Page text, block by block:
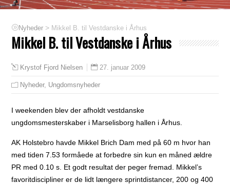
Nyheder > Mikkel B. til Vestdanske i Århus
Mikkel B. til Vestdanske i Århus
Krystof Fjord Nielsen 27. januar 2009
Nyheder, Ungdomsnyheder
I weekenden blev der afholdt vestdanske
ungdomsmesterskaber i Marselisborg hallen i Århus.
AK Holstebro havde Mikkel Brich Dam med på 60 m hvor han
med tiden 7.53 formåede at forbedre sin kun en måned ældre
PR med 0.10 s. Et godt resultat der peger fremad. Mikkel’s
favoritdiscipliner er de lidt længere sprintdistancer, 200 og 400